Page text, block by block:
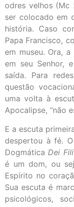
odres velhos (Mc
ser colocado em
história. Caso
Papa Francisco,
em museu. Ora,
em seu Senhor,
saída. Para
questão
uma volta à
Apocalipse, “não
E a escuta
despertou à fé.
Dogmática Dei
é um dom, ou
Espírito no
Sua escuta é
psicológicos,